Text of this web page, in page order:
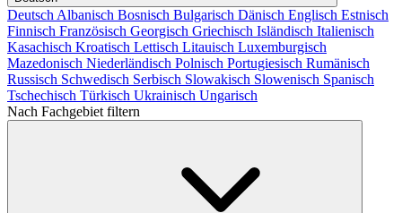
Deutsch Albanisch Bosnisch Bulgarisch Dänisch Englisch Estnisch
Finnisch Französisch Georgisch Griechisch Isländisch Italienisch
Kasachisch Kroatisch Lettisch Litauisch Luxemburgisch
Mazedonisch Niederländisch Polnisch Portugiesisch Rumänisch
Russisch Schwedisch Serbisch Slowakisch Slowenisch Spanisch
Tschechisch Türkisch Ukrainisch Ungarisch
Nach Fachgebiet filtern